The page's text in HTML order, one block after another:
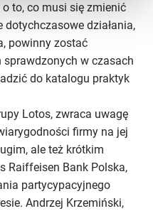
to, co musi się zmienić
działania,
powinny zostać
sprawdzonych w czasach
do katalogu praktyk
Lotos, zwraca uwagę
firmy na jej
ale też krótkim
Raiffeisen Bank Polska,
partycypacyjnego
Andrzej Krzemiński,